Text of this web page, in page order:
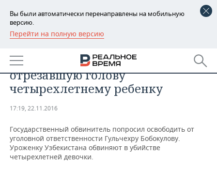
Вы были автоматически перенаправлены на мобильную
версию.
Перейти на полную версию
РЕГИОНЫ
БАШКОРТОСТАН
ТАТАРСТАН
НОВОСТИ
АНАЛИТИКА
КОРОЛИ ГОСЗАКАЗА ПФО
ФИНАНСЫ
ПРОМЫШЛЕННОСТЬ
НОВОСТИ
ПРОМЫШЛЕННОСТИ
НЕДВИЖИМОСТЬ
освободить няню-убийцу,
отрезавшую голову
четырехлетнему ребенку
17:19, 22.11.2016
Государственный обвинитель попросил освободить от
уголовной ответственности Гульчехру Бобокулову.
Уроженку Узбекистана обвиняют в убийстве
четырехлетней девочки.